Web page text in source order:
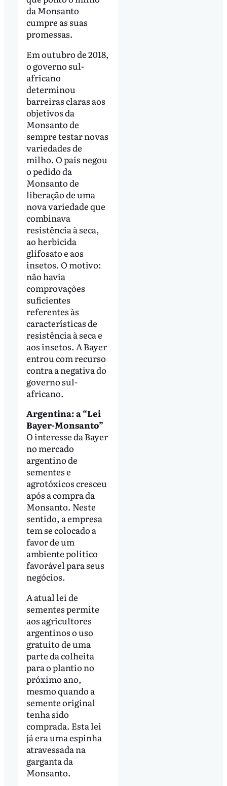
da Monsanto
cumpre as suas
promessas.
Em outubro de 2018,
o governo sul-
africano
determinou
barreiras claras aos
objetivos da
Monsanto de
sempre testar novas
variedades de
milho. O país negou
o pedido da
Monsanto de
liberação de uma
nova variedade que
combinava
resistência à seca,
ao herbicida
glifosato e aos
insetos. O motivo:
não havia
comprovações
suficientes
referentes às
características de
resistência à seca e
aos insetos. A Bayer
entrou com recurso
contra a negativa do
governo sul-
africano.
Argentina: a “Lei
Bayer-Monsanto”
O interesse da Bayer
no mercado
argentino de
sementes e
agrotóxicos cresceu
após a compra da
Monsanto. Neste
sentido, a empresa
tem se colocado a
favor de um
ambiente político
favorável para seus
negócios.
A atual lei de
sementes permite
aos agricultores
argentinos o uso
gratuito de uma
parte da colheita
para o plantio no
próximo ano,
mesmo quando a
semente original
tenha sido
comprada. Esta lei
já era uma espinha
atravessada na
garganta da
Monsanto.